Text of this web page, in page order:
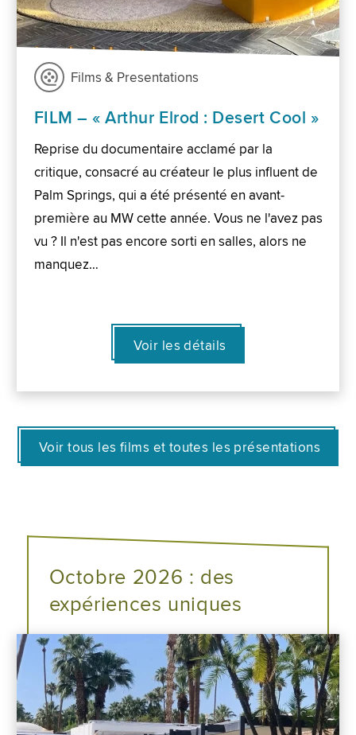
Films & Presentations
FILM – « Arthur Elrod : Desert Cool »
Reprise du documentaire acclamé par la
critique, consacré au créateur le plus influent de
Palm Springs, qui a été présenté en avant-
première au MW cette année. Vous ne l'avez pas
vu ? Il n'est pas encore sorti en salles, alors ne
manquez…
Voir les détails
Voir tous les films et toutes les présentations
Octobre 2026 : des
expériences uniques